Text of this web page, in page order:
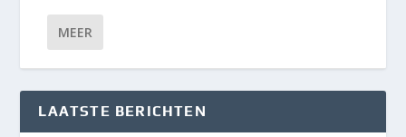
MEER
LAATSTE BERICHTEN